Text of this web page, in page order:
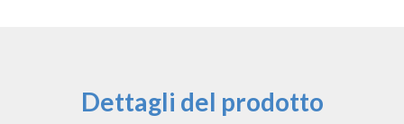
Dettagli del prodotto